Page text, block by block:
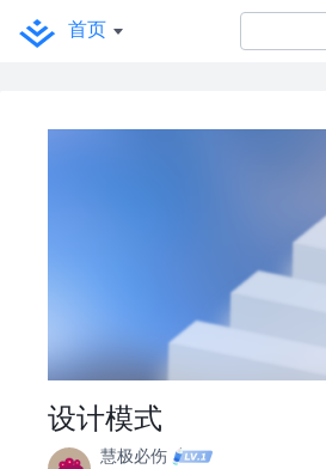
首页
设计模式
慧极必伤